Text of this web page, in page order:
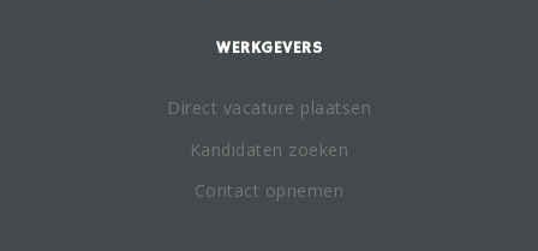
WERKGEVERS
Direct vacature plaatsen
Kandidaten zoeken
Contact opnemen